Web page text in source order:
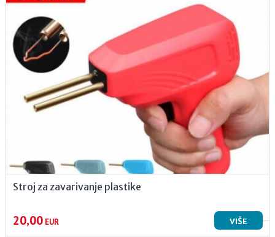
Stroj za zavarivanje plastike
20,00EUR VIŠE